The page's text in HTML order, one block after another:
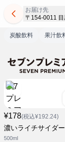
お届け先
〒154-0011
炭酸飲料 果汁飲
¥178(税込¥192.24)
濃いライチサイダー
500ml